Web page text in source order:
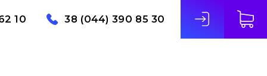
10 38 (044) 390 85 30